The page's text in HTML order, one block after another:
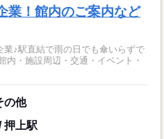
業！館内のご案内など
業♪駅直結で雨の日でも傘いらずで
内・施設周辺・交通・イベント・
の他
押上駅